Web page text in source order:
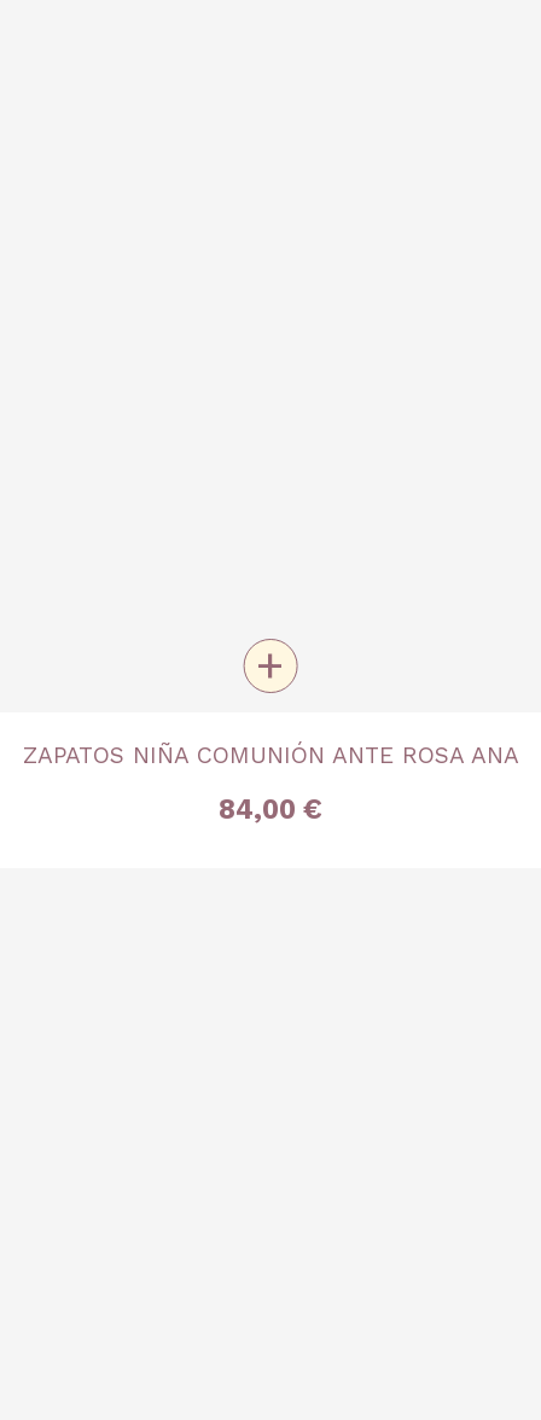
Nº 30 Nº 32 Nº 34 Nº 37 Nº 38
+
ZAPATOS NIÑA COMUNIÓN ANTE ROSA ANA
84,00 €